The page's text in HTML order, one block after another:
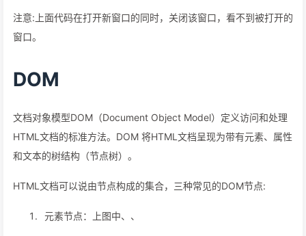
注意:上面代码在打开新窗口的同时，关闭该窗口，看不到被打开的
窗口。
DOM
文档对象模型DOM（Document Object Model）定义访问和处理
HTML文档的标准方法。DOM 将HTML文档呈现为带有元素、属性
和文本的树结构（节点树）。
HTML文档可以说由节点构成的集合，三种常见的DOM节点:
元素节点：上图中、、